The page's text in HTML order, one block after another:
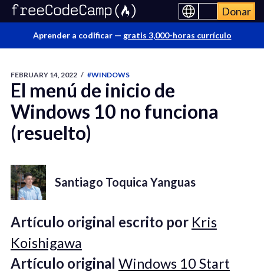
Donar
Aprender a codificar — gratis 3,000-horas currículo
FEBRUARY 14, 2022 / #WINDOWS
El menú de inicio de
Windows 10 no funciona
(resuelto)
Santiago Toquica Yanguas
Artículo original escrito por Kris
Koishigawa
Artículo original Windows 10 Start